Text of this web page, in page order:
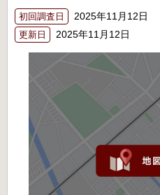
初回調査日 2025年11月12日
更新日 2025年11月12日